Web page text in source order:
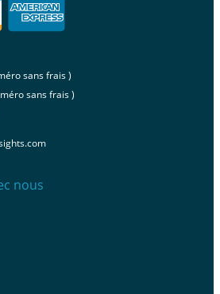
sans frais )
sans frais )
nous